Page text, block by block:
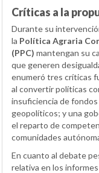
Críticas a la
Durante su
la Política Agraria
(PPC) mantengan su
que generen
enumeró tres críticas
al convertir políticas
insuficiencia de
geopolíticos; y una
el reparto de
comunidades
En cuanto al debate
relativa en los